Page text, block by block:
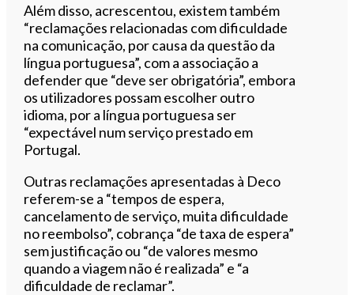
Além disso, acrescentou, existem também
“reclamações relacionadas com dificuldade
na comunicação, por causa da questão da
língua portuguesa”, com a associação a
defender que “deve ser obrigatória”, embora
os utilizadores possam escolher outro
idioma, por a língua portuguesa ser
“expectável num serviço prestado em
Portugal.
Outras reclamações apresentadas à Deco
referem-se a “tempos de espera,
cancelamento de serviço, muita dificuldade
no reembolso”, cobrança “de taxa de espera”
sem justificação ou “de valores mesmo
quando a viagem não é realizada” e “a
dificuldade de reclamar”.